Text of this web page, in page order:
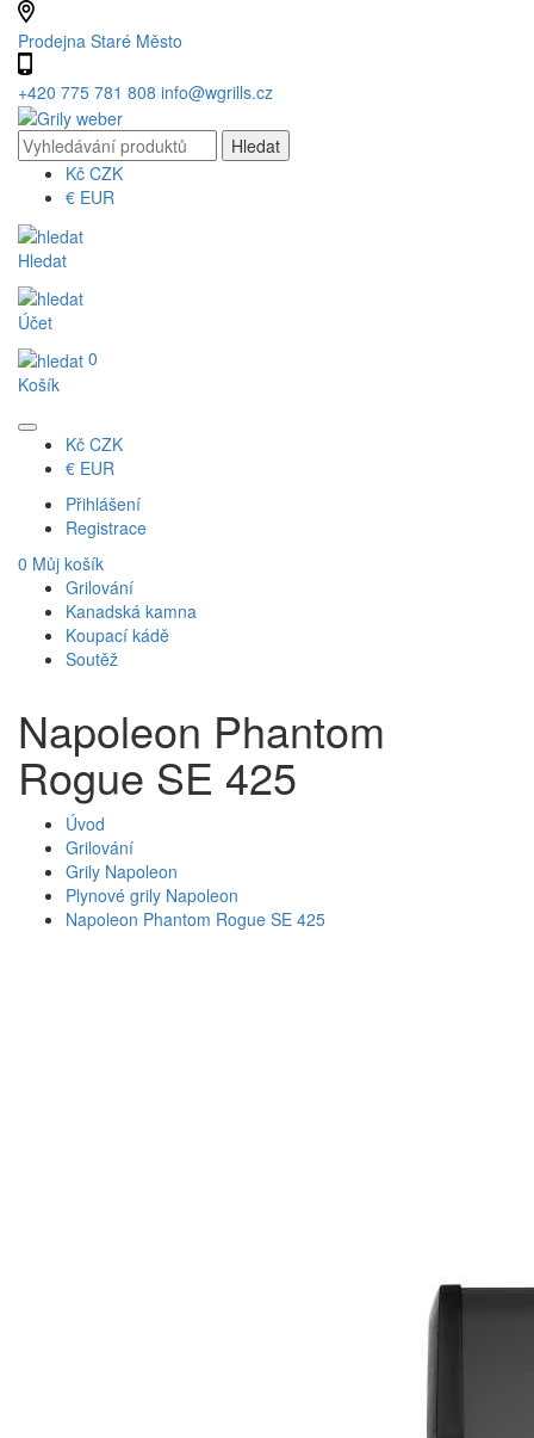
Prodejna Staré Město
+420 775 781 808 info@wgrills.cz
Kč CZK
€ EUR
Hledat
Účet
0
Košík
Kč CZK
€ EUR
Přihlášení
Registrace
0 Můj košík
Grilování
Kanadská kamna
Koupací kádě
Soutěž
Napoleon Phantom
Rogue SE 425
Úvod
Grilování
Grily Napoleon
Plynové grily Napoleon
Napoleon Phantom Rogue SE 425